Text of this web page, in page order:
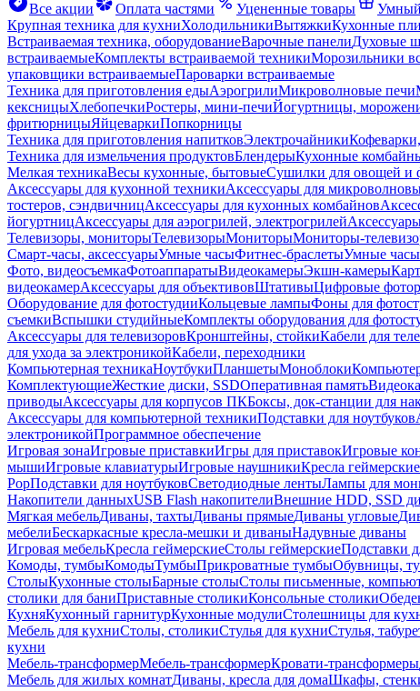
Все акции
Оплата частями Уцененные товары Умный
Крупная техника для кухниХолодильникиВытяжкиКухонные
Встраиваемая техника, оборудованиеВарочные панелиДуховые
встраиваемыеКомплекты встраиваемой техникиМорозильники
упаковщики встраиваемыеПароварки встраиваемые
Техника для приготовления едыАэрогрилиМикроволновые печи
кексницыХлебопечкиРостеры, мини-печиЙогуртницы,
фритюрницыЯйцеваркиПопкорницы
Техника для приготовления напитковЭлектрочайники
Техника для измельчения продуктовБлендерыКухонные
Мелкая техникаВесы кухонные, бытовыеСушилки для овощей и
Аксессуары для кухонной техникиАксессуары для
тостеров, сэндвичницАксессуары для кухонных комбайнов
йогуртницАксессуары для аэрогрилей, электрогрилей
Телевизоры, мониторыТелевизорыМониторыМониторы-
Смарт-часы, аксессуарыУмные часыФитнес-браслетыУмные часы
Фото, видеосъемкаФотоаппаратыВидеокамерыЭкшн-камеры
видеокамерАксессуары для объективовШтативыЦифровые
Оборудование для фотостудииКольцевые лампыФоны для
съемкиВспышки студийныеКомплекты оборудования для
Аксессуары для телевизоровКронштейны, стойкиКабели для
для ухода за электроникойКабели, переходники
Компьютерная техникаНоутбукиПланшетыМоноблоки
КомплектующиеЖесткие диски, SSDОперативная память
приводыАксессуары для корпусов ПКБоксы, док-станции для
Аксессуары для компьютерной техникиПодставки для ноутбуков
электроникойПрограммное обеспечение
Игровая зонаИгровые приставкиИгры для приставокИгровые
мышиИгровые клавиатурыИгровые наушникиКресла геймерские
PopПодставки для ноутбуковСветодиодные лентыЛампы для
Накопители данныхUSB Flash накопителиВнешние HDD, SSD
Мягкая мебельДиваны, тахтыДиваны прямыеДиваны угловые
мебелиБескаркасные кресла-мешки и диваныНадувные диваны
Игровая мебельКресла геймерскиеСтолы геймерскиеПодставки
Комоды, тумбыКомодыТумбыПрикроватные тумбыОбувницы,
СтолыКухонные столыБарные столыСтолы письменные,
столики для баниПриставные столикиКонсольные столики
КухняКухонный гарнитурКухонные модулиСтолешницы для
Мебель для кухниСтолы, столикиСтулья для кухниСтулья,
кухни
Мебель-трансформерМебель-трансформерКровати-трансформеры
Мебель для жилых комнатДиваны, кресла для домаШкафы,